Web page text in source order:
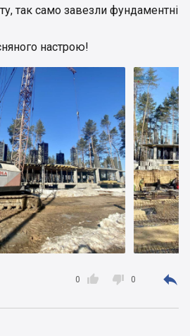
так само завезли фундаментні
настрою!

0  0 